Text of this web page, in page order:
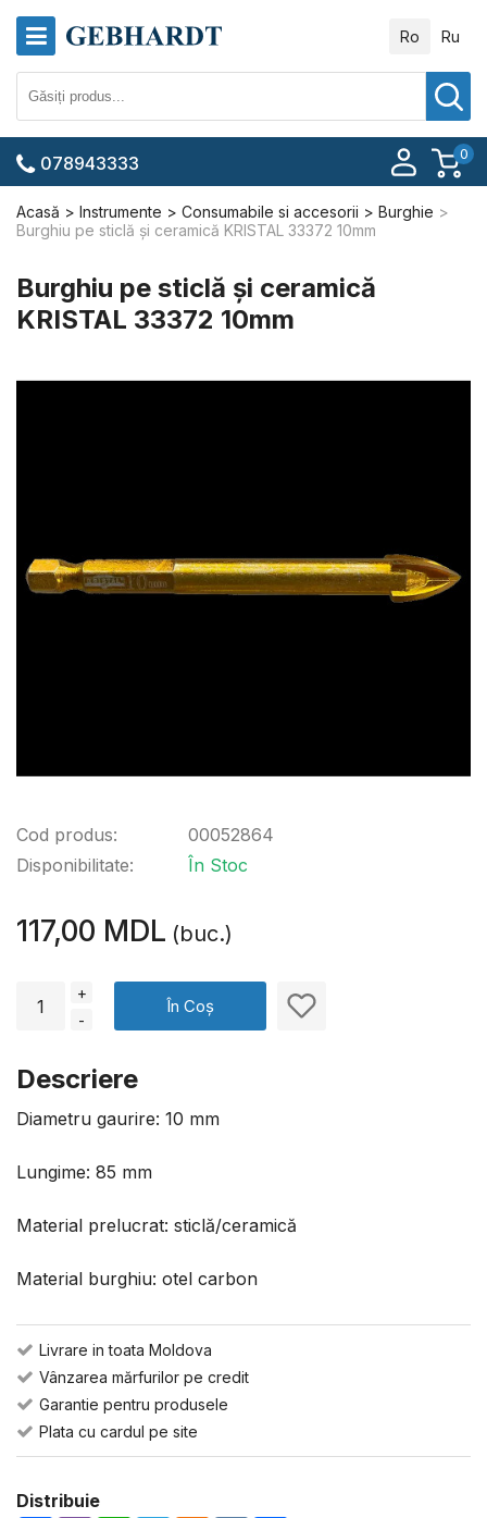
Ro Ru
0
078943333
Acasă Instrumente Consumabile si accesorii
Burghie
Burghiu pe sticlă și ceramică KRISTAL 33372 10mm
Burghiu pe sticlă și ceramică
KRISTAL 33372 10mm
Cod produs:
Disponibilitate:
00052864
În Stoc
117,00 MDL (buc.)
+
-
În Coș
Descriere
Diametru gaurire: 10 mm
Lungime: 85 mm
Material prelucrat: sticlă/ceramică
Material burghiu: otel carbon
Livrare in toata Moldova
Vânzarea mărfurilor pe credit
Garantie pentru produsele
Plata cu cardul pe site
Distribuie